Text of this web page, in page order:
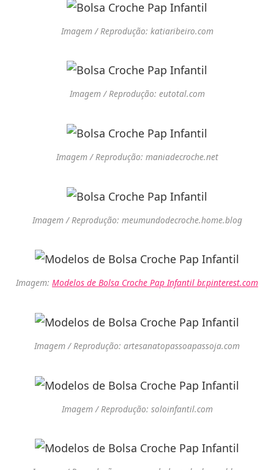
Imagem / Reprodução: katiaribeiro.com
Imagem / Reprodução: eutotal.com
Imagem / Reprodução: maniadecroche.net
Imagem / Reprodução: meumundodecroche.home.blog
Imagem: Modelos de Bolsa Croche Pap Infantil br.pinterest.com
Imagem / Reprodução: artesanatopassoapassoja.com
Imagem / Reprodução: soloinfantil.com